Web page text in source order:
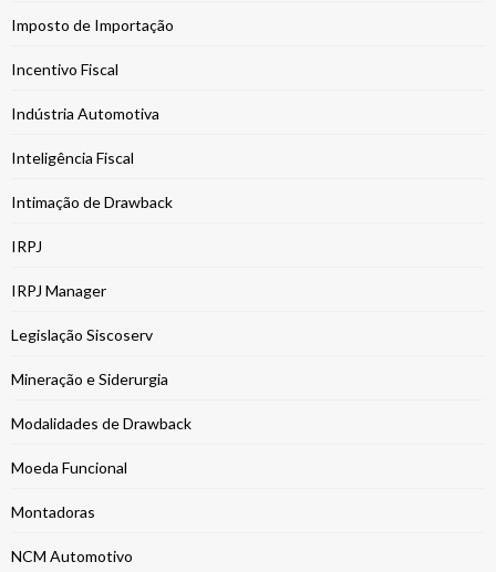
Imposto de Importação
Incentivo Fiscal
Indústria Automotiva
Inteligência Fiscal
Intimação de Drawback
IRPJ
IRPJ Manager
Legislação Siscoserv
Mineração e Siderurgia
Modalidades de Drawback
Moeda Funcional
Montadoras
NCM Automotivo